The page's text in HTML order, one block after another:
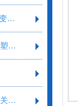
PLC编程器触摸屏变频器
低压电气（微断、塑壳、框架）
接触器热继马达开关继电器